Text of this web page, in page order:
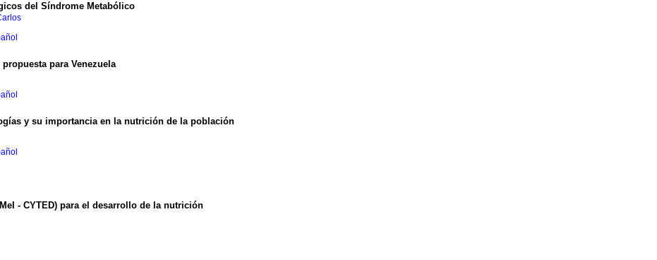
del Síndrome Metabólico
para Venezuela
y su importancia en la nutrición de la población
- CYTED) para el desarrollo de la nutrición